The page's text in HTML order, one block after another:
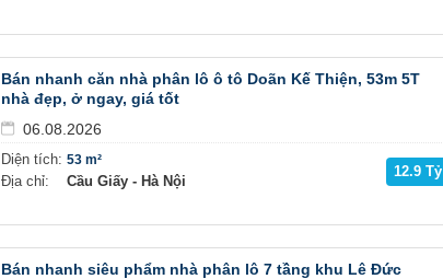
Bán nhanh căn nhà phân lô ô tô Doãn Kế Thiện, 53m 5T
nhà đẹp, ở ngay, giá tốt
06.08.2026
Diện tích:
Địa chỉ:
53 m²
Cầu Giấy - Hà Nội
12.9 Tỷ
Bán nhanh siêu phẩm nhà phân lô 7 tầng khu Lê Đức